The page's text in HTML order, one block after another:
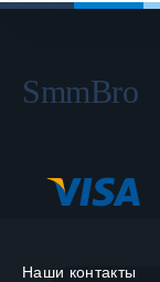
SmmBro
Наши контакты